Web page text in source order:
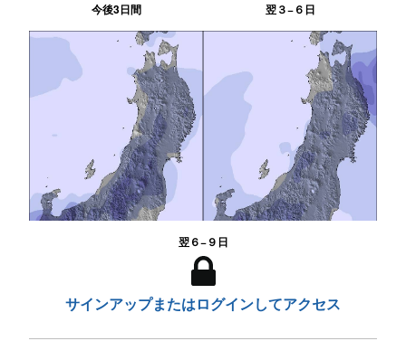
今後3日間 翌３−６日
翌６−９日
サインアップまたはログインしてアクセス